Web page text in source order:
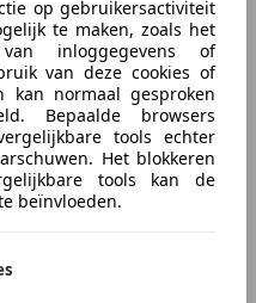
op gebruikersactiviteit
te maken, zoals het
inloggegevens of
van deze cookies of
kan normaal gesproken
Bepaalde browsers
tools echter
Het blokkeren
tools kan de
beïnvloeden.
iets mis met het
aantonen dat dit door
product pas na een jaar
bij jou: je moet
te wijten is aan het
gebruik.
je precies mag